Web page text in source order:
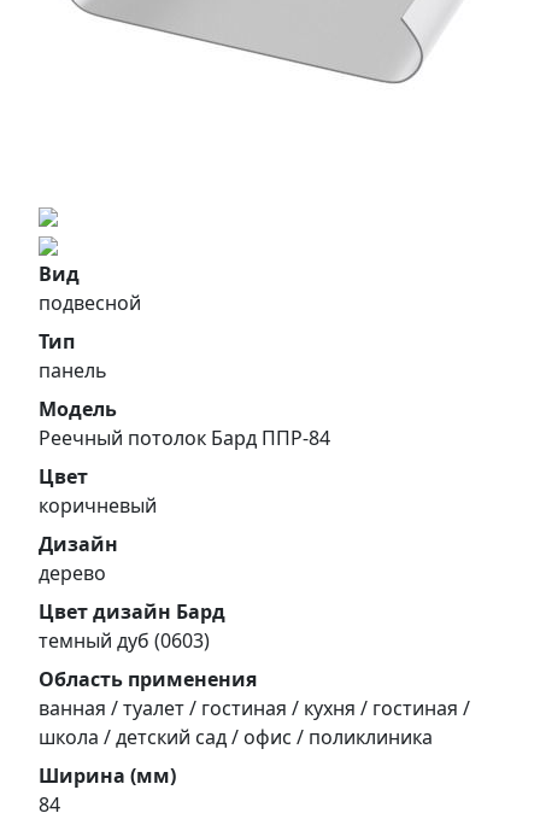
Вид
подвесной
Тип
панель
Модель
Реечный потолок Бард ППР-84
Цвет
коричневый
Дизайн
дерево
Цвет дизайн Бард
темный дуб (0603)
Область применения
ванная / туалет / гостиная / кухня / гостиная /
школа / детский сад / офис / поликлиника
Ширина (мм)
84